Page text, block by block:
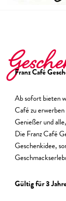
Franz Café
Ab sofort bieten
Café zu
Genießer und
Die Franz Café
Geschenkidee,
Gültig für 3